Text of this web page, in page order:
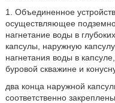
1. Объединенное
осуществляющее
нагнетание воды в
капсулы, наружную
нагнетания воды в
буровой скважине и
два конца наружной
соответственно